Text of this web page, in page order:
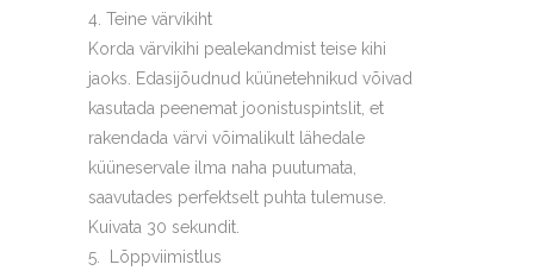
Teine värvikiht
Korda värvikihi pealekandmist teise kihi
jaoks. Edasijõudnud küünetehnikud võivad
kasutada peenemat joonistuspintslit, et
rakendada värvi võimalikult lähedale
küüneservale ilma naha puutumata,
saavutades perfektselt puhta tulemuse.
Kuivata 30 sekundit.
Lõppviimistlus